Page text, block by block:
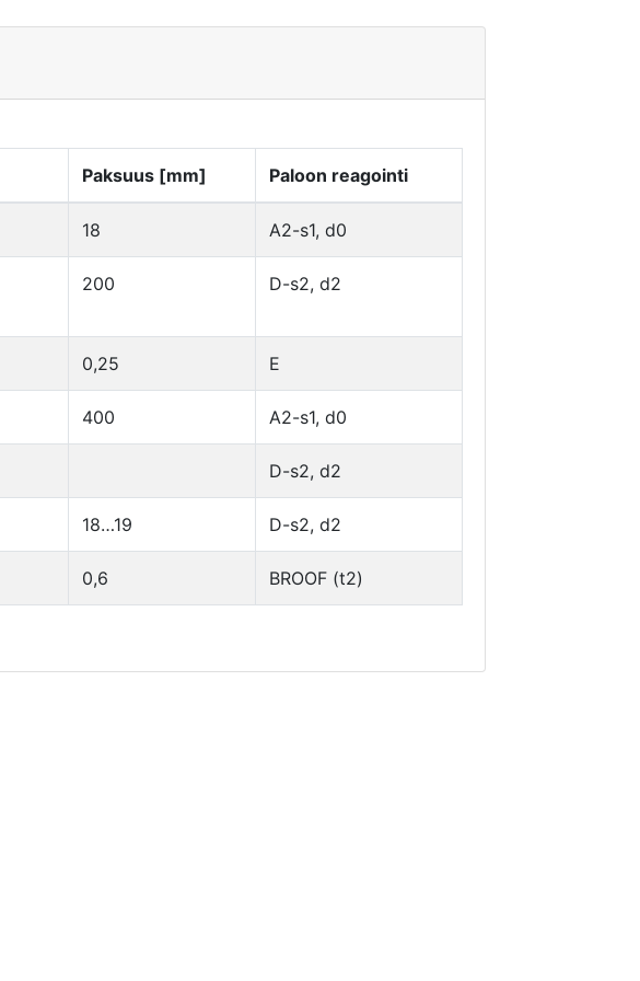
Paksuus [mm] Paloon reagointi
18 A2-s1, d0
200 D-s2, d2
0,25 E
400 A2-s1, d0
D-s2, d2
18…19 D-s2, d2
0,6 BROOF (t2)